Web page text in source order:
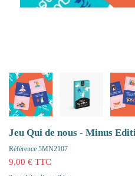
Jeu Qui de nous - Minus
Référence 5MN2107
9,00 € TTC